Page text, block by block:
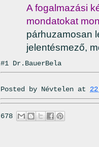
A fogalmazási
mondatokat
párhuzamosan
jelentésmező,
#1 Dr.BauerBela
Posted by Névtelen at
678